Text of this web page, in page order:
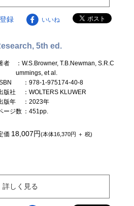
録 いいね
5th ed.
者
：W.S.Browner, T.B.Newman, S.R.C
ummings, et al.
：978-1-975174-40-8
版社
：WOLTERS KLUWER
版年
：2023年
ージ数 ：451pp.
価 18,007円(本体16,370円 ＋ 税)
詳しく見る